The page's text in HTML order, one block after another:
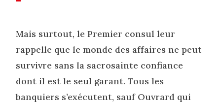
Mais surtout, le Premier consul leur
rappelle que le monde des affaires ne peut
survivre sans la sacrosainte confiance
dont il est le seul garant. Tous les
banquiers s’exécutent, sauf Ouvrard qui